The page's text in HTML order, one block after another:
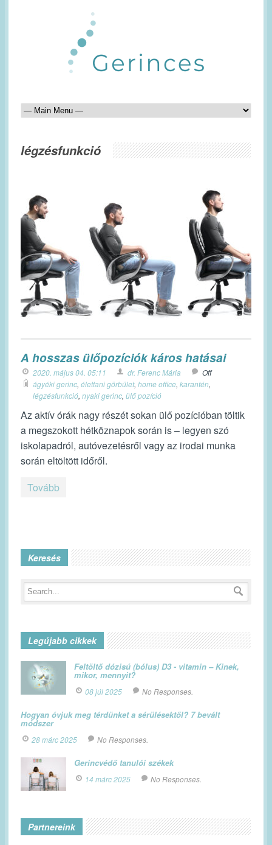
légzésfunkció
A hosszas ülőpozíciók káros hatásai
2020. május 04. 05:11 dr. Ferenc Mária
Off
ágyéki gerinc, élettani görbület, home office, karantén,
légzésfunkció, nyaki gerinc, ülő pozíció
Az aktív órák nagy részét sokan ülő pozícióban töltik
a megszokott hétköznapok során is – legyen szó
iskolapadról, autóvezetésről vagy az irodai munka
során eltöltött időről.
Tovább
Keresés
Legújabb cikkek
Feltöltő dózisú (bólus) D3 - vitamin – Kinek,
mikor, mennyit?
08 júl 2025 No Responses.
Hogyan óvjuk meg térdünket a sérülésektől? 7 bevált
módszer
28 márc 2025 No Responses.
Gerincvédő tanulói székek
14 márc 2025 No Responses.
Partnereink